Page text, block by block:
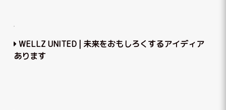
WELLZ UNITED | 未来をおもしろくするアイディア
あります